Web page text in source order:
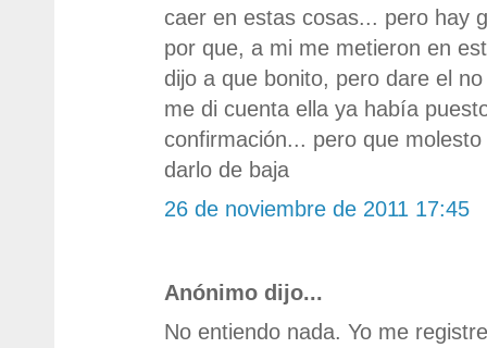
caer en estas cosas... pero hay
por que, a mi me metieron en
dijo a que bonito, pero dare el
me di cuenta ella ya había
confirmación... pero que
darlo de baja
26 de noviembre de 2011 17:45
Anónimo dijo...
No entiendo nada. Yo me